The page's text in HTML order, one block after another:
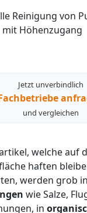
Jetzt unverbindlich
und vergleichen
welche auf
haften
werden grob in
wie Salze,
in